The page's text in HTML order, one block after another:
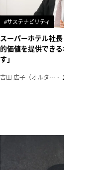
#サステナビリティ
スーパーホテル社長「地域
的価値を提供できるホテル
す」
吉田 広子（オルタナ輪番編集長） 2026年6